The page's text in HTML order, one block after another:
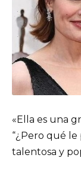
«Ella es una
“¿Pero qué
talentosa y